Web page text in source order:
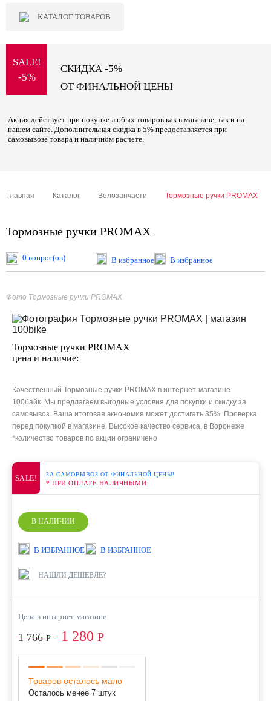
КАТАЛОГ ТОВАРОВ
SALE!
-5%
СКИДКА -5%
ОТ ФИНАЛЬНОЙ ЦЕНЫ
Акция действует при покупке любых товаров как в магазине, так и на
нашем сайте. Дополнительная скидка в 5% предоставляется при
самовывозе товара и наличном расчете.
Главная Каталог Велозапчасти Тормозные ручки PROMAX
Тормозные ручки PROMAX
0 вопрос(ов) В избранное В избранное
Фото Тормозные ручки PROMAX
Тормозные ручки PROMAX
цена и наличие:
Качественный Тормозные ручки PROMAX в интернет-магазине
100байк. Мы предлагаем выгодные условия для покупки и скидку за
самовывоз. Ваша итоговая экнономия может достигать 35%. Проверка
перед покупкой в магазине. Высокое качество сервиса. в Воронеже
*количество товаров по акции ограничено
SALE! ЗА САМОВЫВОЗ ОТ ФИНАЛЬНОЙ ЦЕНЫ!
* ПРИ ОПЛАТЕ НАЛИЧНЫМИ
В НАЛИЧИИ
В ИЗБРАННОЕ В ИЗБРАННОЕ
НАШЛИ ДЕШЕВЛЕ?
Цена в интернет-магазине:
1 766Р 1 280 Р
Товаров осталось мало
Осталось менее 7 штук